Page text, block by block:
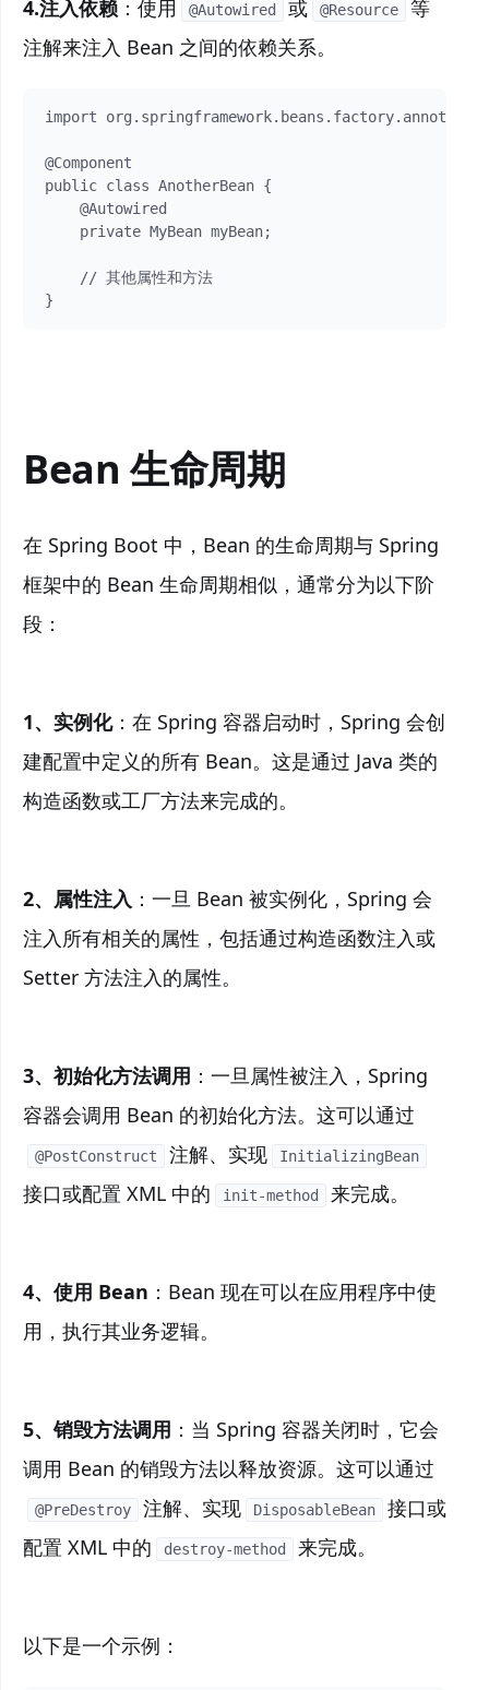
4.注入依赖 ：使用 @Autowired 或 @Resource
等
注解来注入 Bean 之间的依赖关系。
import
@Component
public class AnotherBean {
    @Autowired
    private MyBean myBean;
    // 其他属性和方法
}
Bean 生命周期
在 Spring Boot 中，Bean 的生命周期与 Spring
框架中的 Bean 生命周期相似，通常分为以下阶
段：
1、实例化：在 Spring 容器启动时，Spring 会创
建配置中定义的所有 Bean。这是通过 Java 类的
构造函数或工厂方法来完成的。
2、属性注入 ：一旦 Bean 被实例化，Spring 会
注入所有相关的属性，包括通过构造函数注入或
Setter 方法注入的属性。
3、初始化方法调用 ：一旦属性被注入，Spring
容器会调用 Bean 的初始化方法。这可以通过
@PostConstruct 注解、实现 InitializingBean
接口或配置 XML 中的 init-method 来完成。
4、使用 Bean ：Bean 现在可以在应用程序中使
用，执行其业务逻辑。
5、销毁方法调用 ：当 Spring 容器关闭时，它会
调用 Bean 的销毁方法以释放资源。这可以通过
@PreDestroy 注解、实现 DisposableBean
接口或
配置 XML 中的
destroy-method 来完成。
以下是一个示例：